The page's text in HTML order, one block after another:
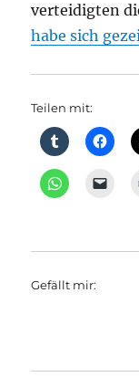
verteidigten
habe sich
Teilen mit:
Gefällt mir: